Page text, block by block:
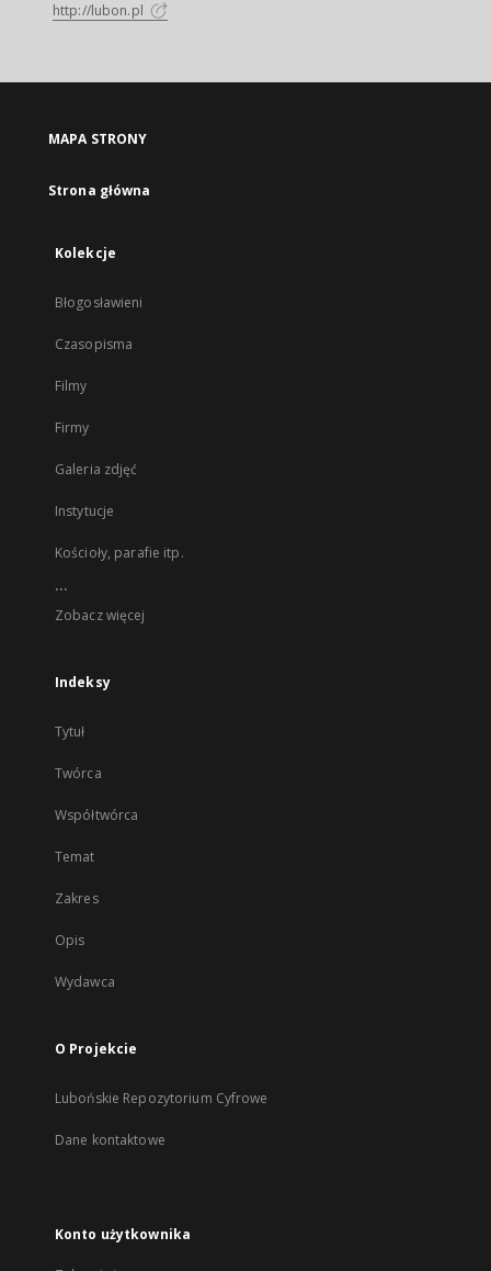
http://lubon.pl
MAPA STRONY
Strona główna
Kolekcje
Błogosławieni
Czasopisma
Filmy
Firmy
Galeria zdjęć
Instytucje
Kościoły, parafie itp.
...
Zobacz więcej
Indeksy
Tytuł
Twórca
Współtwórca
Temat
Zakres
Opis
Wydawca
O Projekcie
Lubońskie Repozytorium Cyfrowe
Dane kontaktowe
Konto użytkownika